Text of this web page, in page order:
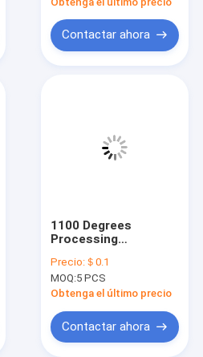
Contactar ahora
1100 Degrees
Processing
Transparent Cerium-
Doped Quartz Glass
Filter For Precise
Precio: ＄0.1
MOQ:5 PCS
Obtenga el último precio
Contactar ahora